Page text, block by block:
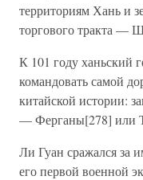
территориям Хань и
торгового тракта —
К 101 году ханьский
командовать самой
китайской истории:
— Ферганы[278] или
Ли Гуан сражался за
его первой военной